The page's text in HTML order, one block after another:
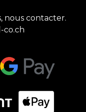
nous contacter.
co.ch